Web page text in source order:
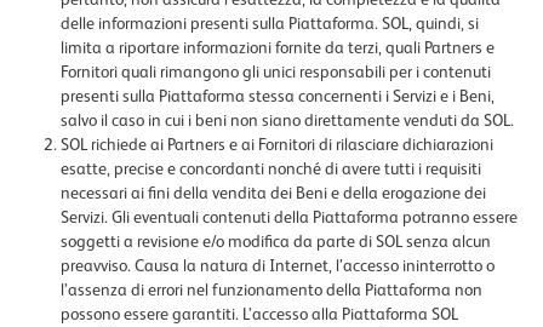
delle informazioni presenti sulla Piattaforma. SOL, quindi, si
limita a riportare informazioni fornite da terzi, quali Partners e
Fornitori quali rimangono gli unici responsabili per i contenuti
presenti sulla Piattaforma stessa concernenti i Servizi e i Beni,
salvo il caso in cui i beni non siano direttamente venduti da SOL.
SOL richiede ai Partners e ai Fornitori di rilasciare dichiarazioni
esatte, precise e concordanti nonché di avere tutti i requisiti
necessari ai fini della vendita dei Beni e della erogazione dei
Servizi. Gli eventuali contenuti della Piattaforma potranno essere
soggetti a revisione e/o modifica da parte di SOL senza alcun
preavviso. Causa la natura di Internet, l’accesso ininterrotto o
l’assenza di errori nel funzionamento della Piattaforma non
possono essere garantiti. L’accesso alla Piattaforma SOL